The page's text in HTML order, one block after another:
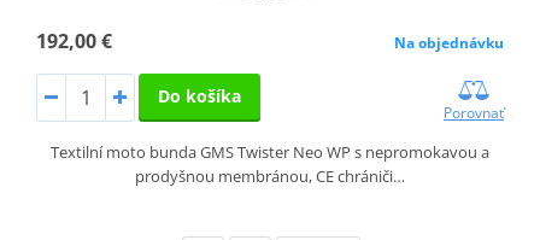
192,00 € Na objednávku
Do košíka
Porovnať
Textilní moto bunda GMS Twister Neo WP s nepromokavou a
prodyšnou membránou, CE chrániči…